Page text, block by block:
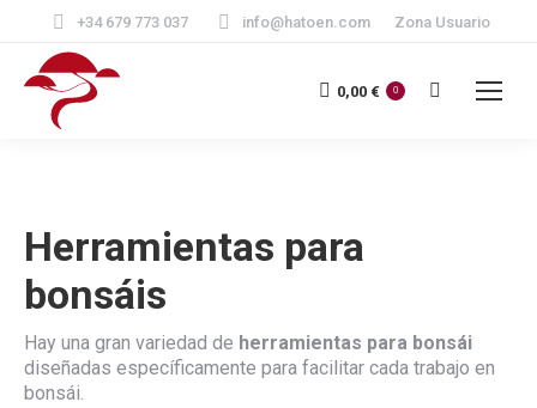
+34 679 773 037 info@hatoen.com Zona Usuario
0,00 € 0 Buscar:
Herramientas para
bonsáis
Hay una gran variedad de herramientas para bonsái
diseñadas específicamente para facilitar cada trabajo en
bonsái.